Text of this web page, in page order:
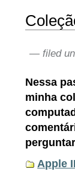
— filed
Nessa
minha
Apple